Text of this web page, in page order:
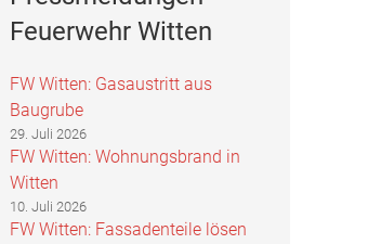
Feuerwehr Witten
FW Witten: Gasaustritt aus
Baugrube
29. Juli 2026
FW Witten: Wohnungsbrand in
Witten
10. Juli 2026
FW Witten: Fassadenteile lösen